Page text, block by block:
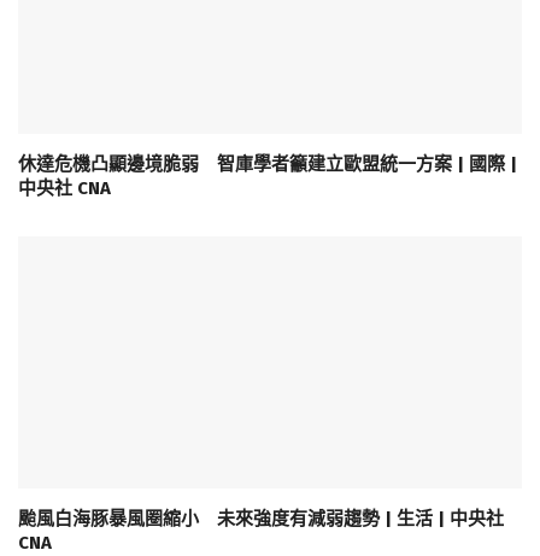
休達危機凸顯邊境脆弱 智庫學者籲建立歐盟統一方案 | 國際 |
中央社 CNA
颱風白海豚暴風圈縮小 未來強度有減弱趨勢 | 生活 | 中央社
CNA